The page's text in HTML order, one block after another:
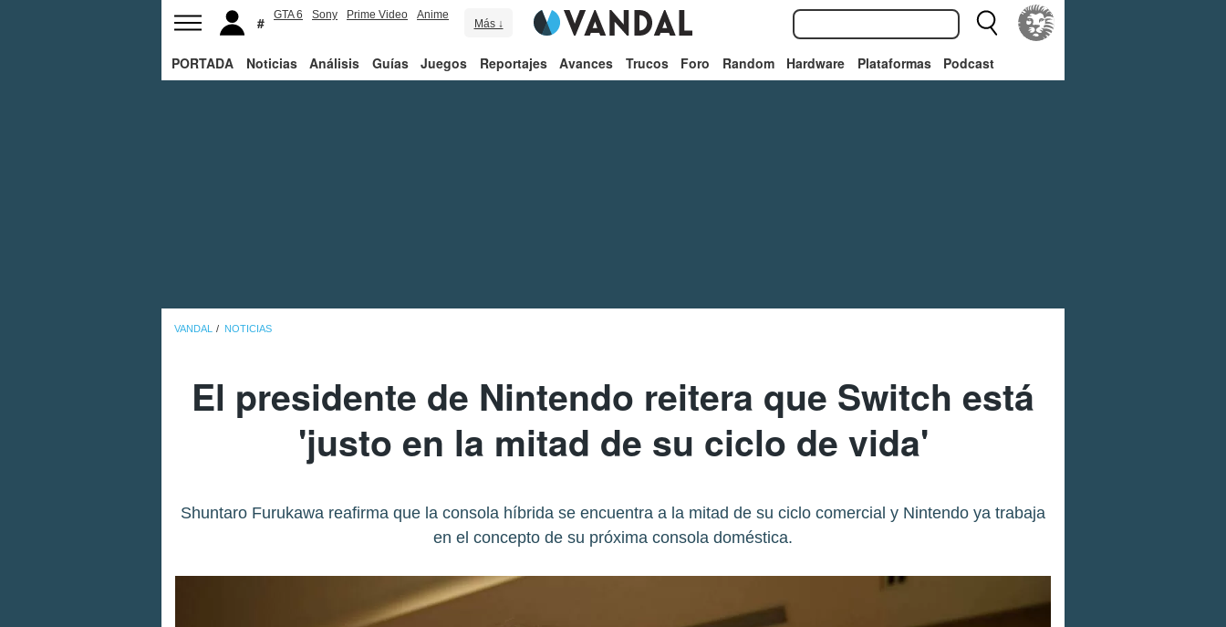
GTA 6 Sony Prime Video Anime
Más ↓
PORTADA Noticias Análisis Guías Juegos Reportajes Avances Trucos Foro Random Hardware Plataformas Podcast
VANDAL NOTICIAS
El presidente de Nintendo reitera que Switch está
'justo en la mitad de su ciclo de vida'
Shuntaro Furukawa reafirma que la consola híbrida se encuentra a la mitad de su ciclo comercial y Nintendo ya trabaja
en el concepto de su próxima consola doméstica.